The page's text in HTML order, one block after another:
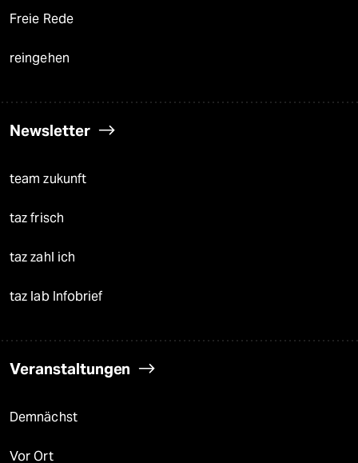
Freie Rede
reingehen
Newsletter
team zukunft
taz frisch
taz zahl ich
taz lab Infobrief
Veranstaltungen
Demnächst
Vor Ort